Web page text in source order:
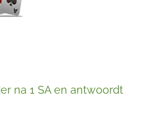
na 1 SA en antwoordt